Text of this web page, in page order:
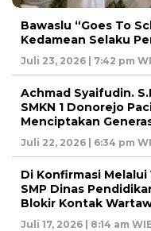
Bawaslu “Goes To
Kedamean Selaku
Juli 23, 2026 | 7:42 pm
Achmad Syaifudin.
SMKN 1 Donorejo
Menciptakan
Juli 22, 2026 | 6:34 pm
Di Konfirmasi
SMP Dinas
Blokir Kontak
Juli 17, 2026 | 8:14 am